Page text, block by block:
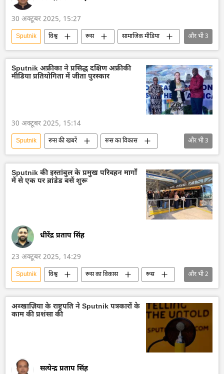
30 अक्टूबर 2025, 15:27
Sputnik विश्व रूस
सामाजिक मीडिया
प्रतिबंध
यूरोपीय संघ संसद सदस्य
और भी3
Sputnik अफ्रीका ने प्रसिद्ध दक्षिण अफ्रीकी
मीडिया प्रतियोगिता में जीता पुरस्कार
30 अक्टूबर 2025, 15:14
Sputnik रूस की खबरें
रूस का विकास
रूस
मास्को दक्षिण अफ्रीका
और भी3
Sputnik की इस्तांबुल के प्रमुख परिवहन मार्गों
में से एक पर ब्रांडेड बसें शुरू
धीरेंद्र प्रताप सिंह
23 अक्टूबर 2025, 14:29
Sputnik विश्व रूस का विकास
रूस
मास्को
तुर्की
और भी2
अब्खाज़िया के राष्ट्रपति ने Sputnik पत्रकारों के
काम की प्रशंसा की
सत्येन्द्र प्रताप सिंह